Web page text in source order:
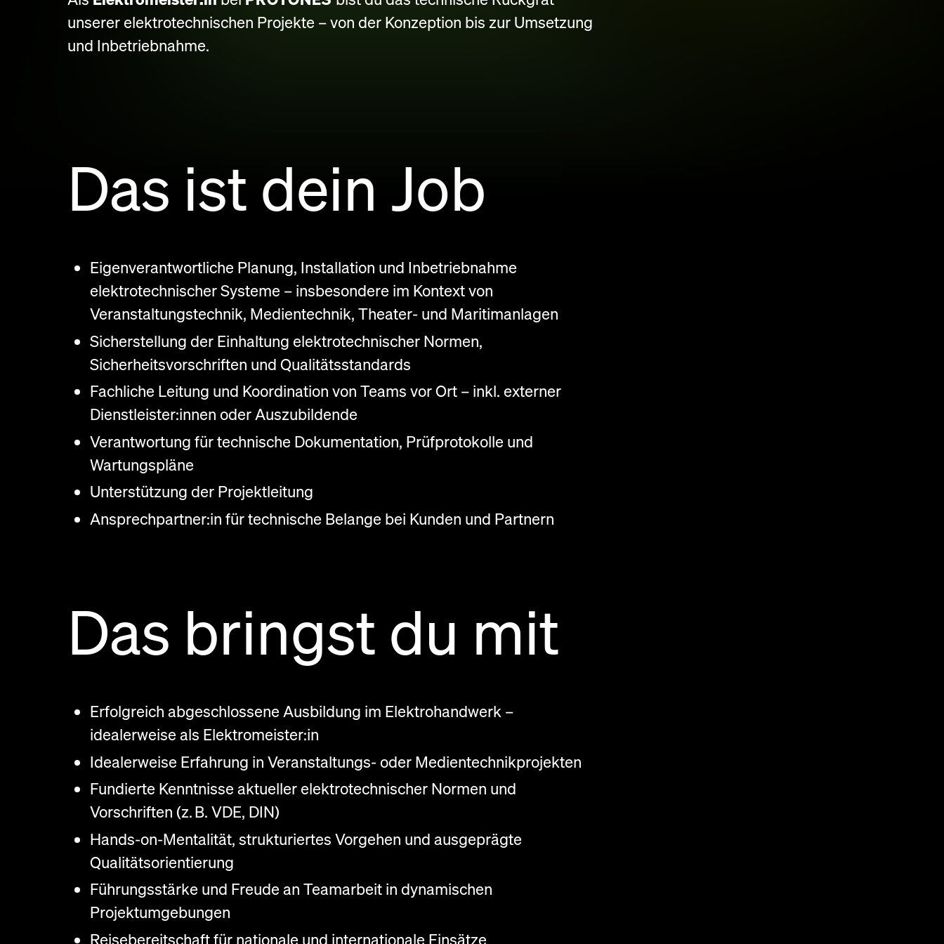
unserer elektrotechnischen Projekte – von der Konzeption bis zur Umsetzung
und Inbetriebnahme.
Das ist dein Job
Eigenverantwortliche Planung, Installation und Inbetriebnahme
elektrotechnischer Systeme – insbesondere im Kontext von
Veranstaltungstechnik, Medientechnik, Theater- und Maritimanlagen
Sicherstellung der Einhaltung elektrotechnischer Normen,
Sicherheitsvorschriften und Qualitätsstandards
Fachliche Leitung und Koordination von Teams vor Ort – inkl. externer
Dienstleister:innen oder Auszubildende
Verantwortung für technische Dokumentation, Prüfprotokolle und
Wartungspläne
Unterstützung der Projektleitung
Ansprechpartner:in für technische Belange bei Kunden und Partnern
Das bringst du mit
Erfolgreich abgeschlossene Ausbildung im Elektrohandwerk –
idealerweise als Elektromeister:in
Idealerweise Erfahrung in Veranstaltungs‑ oder Medientechnikprojekten
Fundierte Kenntnisse aktueller elektrotechnischer Normen und
Vorschriften (z. B. VDE, DIN)
Hands‑on‑Mentalität, strukturiertes Vorgehen und ausgeprägte
Qualitätsorientierung
Führungsstärke und Freude an Teamarbeit in dynamischen
Projektumgebungen
Reisebereitschaft für nationale und internationale Einsätze